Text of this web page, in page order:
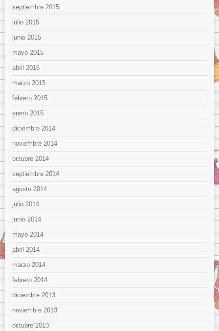
septiembre 2015
julio 2015
junio 2015
mayo 2015
abril 2015
marzo 2015
febrero 2015
enero 2015
diciembre 2014
noviembre 2014
octubre 2014
septiembre 2014
agosto 2014
julio 2014
junio 2014
mayo 2014
abril 2014
marzo 2014
febrero 2014
diciembre 2013
noviembre 2013
octubre 2013